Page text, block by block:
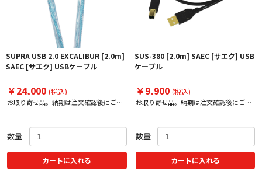
SUPRA USB 2.0 EXCALIBUR [2.0m]
SAEC [サエク] USBケーブル
￥24,000 (税込)
お取り寄せ品。納期は注文確認後にご案
数量
カートに入れる
SUS-380 [2.0m] SAEC [サエク] USB
ケーブル
￥9,900 (税込)
お取り寄せ品。納期は注文確認後にご案
数量
カートに入れる